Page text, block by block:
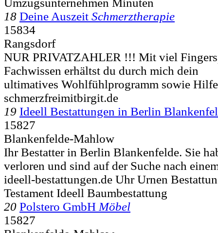
18 Deine Auszeit Schmerztherapie
15834
Rangsdorf
NUR PRIVATZAHLER !!! Mit viel
Fachwissen erhältst du durch mich dein
ultimatives Wohlfühlprogramm sowie
schmerzfreimitbirgit.de
19 Ideell Bestattungen in Berlin
15827
Blankenfelde-Mahlow
Ihr Bestatter in Berlin Blankenfelde. Sie
verloren und sind auf der Suche nach
ideell-bestattungen.de Uhr Urnen
Testament Ideell Baumbestattung
20 Polstero GmbH Möbel
15827